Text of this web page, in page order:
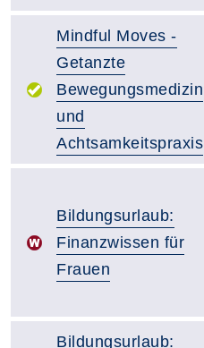
Mindful Moves -
Getanzte
Bewegungsmedizin
und
Achtsamkeitspraxis
Bildungsurlaub:
Finanzwissen für
Frauen
Bildungsurlaub: